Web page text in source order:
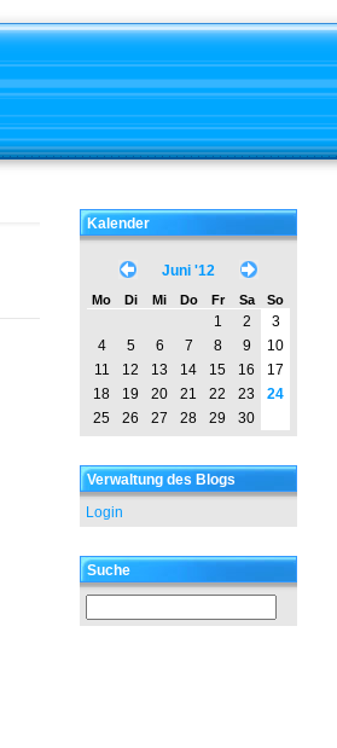
Kalender
Juni '12
Mo Di Mi Do Fr Sa So
1 2
3
4
5 6 7 8 9
10
11
12 13 14 15 16
17
18
19 20 21 22 23
24
25
26 27 28 29 30
Verwaltung des Blogs
Login
Suche